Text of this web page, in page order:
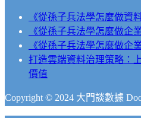
《從孫子兵法學怎麼做資
《從孫子兵法學怎麼做企
《從孫子兵法學怎麼做企
打造雲端資料治理策略：
價值
Copyright © 2024 大門談數據